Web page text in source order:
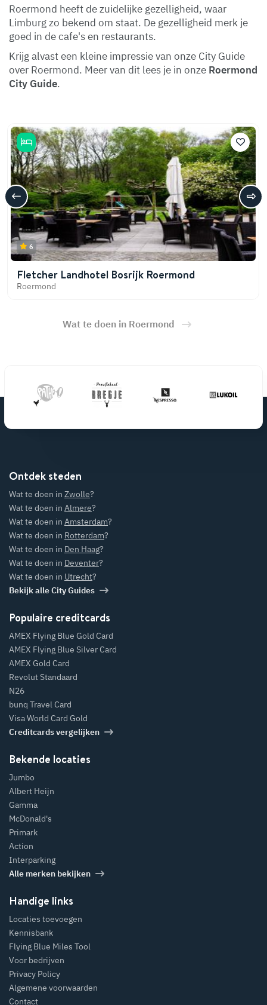
Roermond heeft de zuidelijke gezelligheid, waar
Limburg zo bekend om staat. De gezelligheid merk je
goed in de cafe's en restaurants.
Krijg alvast een kleine impressie van onze City Guide
over Roermond. Meer van dit lees je in onze Roermond
City Guide.
6
Fletcher Landhotel Bosrijk Roermond
Roermond
Wat te doen in Roermond
Ontdek steden
Wat te doen in Zwolle?
Wat te doen in Almere?
Wat te doen in Amsterdam?
Wat te doen in Rotterdam?
Wat te doen in Den Haag?
Wat te doen in Deventer?
Wat te doen in Utrecht?
Bekijk alle City Guides
Populaire creditcards
AMEX Flying Blue Gold Card
AMEX Flying Blue Silver Card
AMEX Gold Card
Revolut Standaard
N26
bunq Travel Card
Visa World Card Gold
Creditcards vergelijken
Bekende locaties
Jumbo
Albert Heijn
Gamma
McDonald's
Primark
Action
Interparking
Alle merken bekijken
Handige links
Locaties toevoegen
Kennisbank
Flying Blue Miles Tool
Voor bedrijven
Privacy Policy
Algemene voorwaarden
Contact